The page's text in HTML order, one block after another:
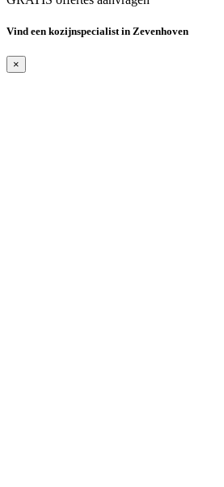
Vind een kozijnspecialist in Zevenhoven
×